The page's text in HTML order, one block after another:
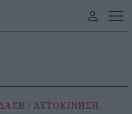
ΑΥΤΟΚΙΝΗΣΗ